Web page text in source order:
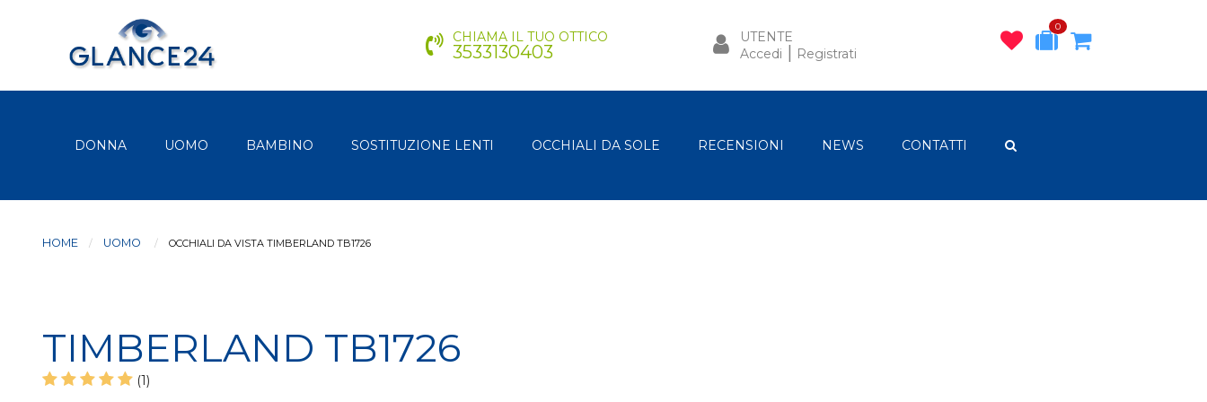
CHIAMA IL TUO OTTICO
3533130403
UTENTE
Accedi | Registrati
0
DONNA UOMO BAMBINO SOSTITUZIONE LENTI OCCHIALI DA SOLE RECENSIONI NEWS CONTATTI
HOME UOMO CURRENT:
OCCHIALI DA VISTA TIMBERLAND TB1726
TIMBERLAND TB1726
(1)